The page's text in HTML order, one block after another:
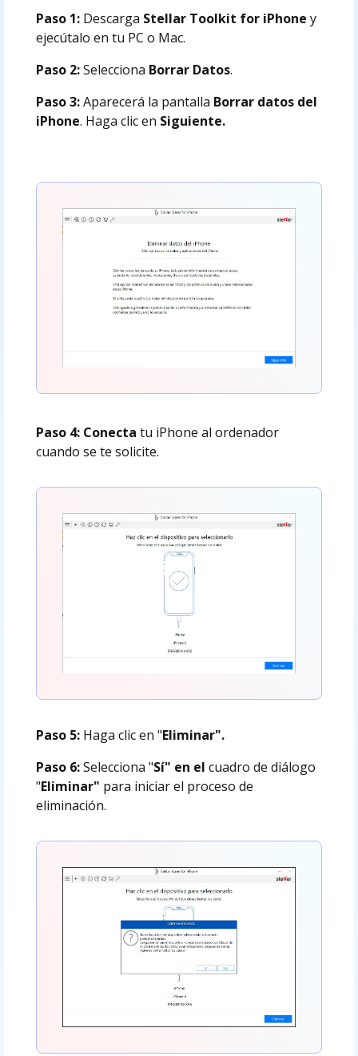
Paso 1: Descarga Stellar Toolkit for iPhone y
ejecútalo en tu PC o Mac.
Paso 2:Selecciona Borrar Datos.
Paso 3:Aparecerá la pantalla Borrar datos del
iPhone. Haga clic en Siguiente.
Paso 4: Conecta tu iPhone al ordenador
cuando se te solicite.
Paso 5: Haga clic en "Eliminar".
Paso 6:Selecciona "Sí" en el cuadro de diálogo
"Eliminar" para iniciar el proceso de
eliminación.